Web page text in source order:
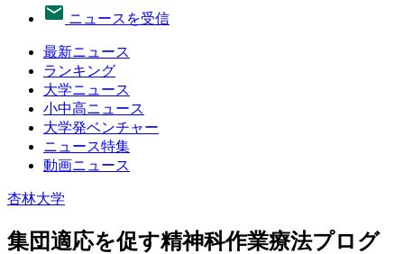
ニュースを受信
最新ニュース
ランキング
大学ニュース
小中高ニュース
大学発ベンチャー
ニュース特集
動画ニュース
杏林大学
集団適応を促す精神科作業療法プログ